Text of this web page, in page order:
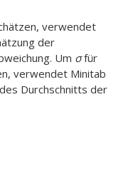
verwendet
der
Um σfür
verwendet Minitab
Durchschnitts der